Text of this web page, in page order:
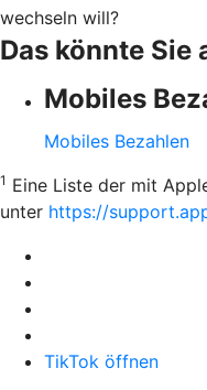
wechseln will?
Das könnte Sie
Mobiles
Mobiles Bezahlen
1 Eine Liste der mit
unter https://
TikTok öffnen